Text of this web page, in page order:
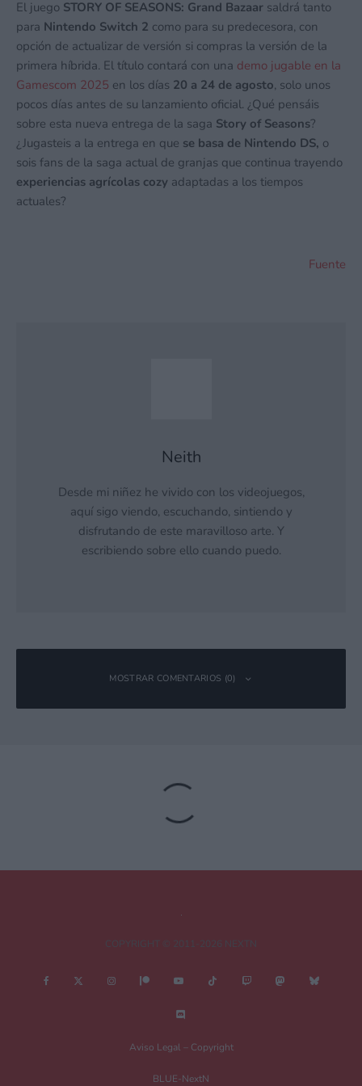
El juego STORY OF SEASONS: Grand Bazaar saldrá tanto
para Nintendo Switch 2 como para su predecesora, con
opción de actualizar de versión si compras la versión de la
primera híbrida. El título contará con una demo jugable en la
Gamescom 2025 en los días 20 a 24 de agosto, solo unos
pocos días antes de su lanzamiento oficial. ¿Qué pensáis
sobre esta nueva entrega de la saga Story of Seasons?
¿Jugasteis a la entrega en que se basa de Nintendo DS, o
sois fans de la saga actual de granjas que continua trayendo
experiencias agrícolas cozy adaptadas a los tiempos
actuales?
Fuente
Neith
Desde mi niñez he vivido con los videojuegos,
aquí sigo viendo, escuchando, sintiendo y
disfrutando de este maravilloso arte. Y
escribiendo sobre ello cuando puedo.
MOSTRAR COMENTARIOS (0)
Tu dirección de correo electrónico no será publicada.
Aviso Legal – Copyright
BLUE-NextN